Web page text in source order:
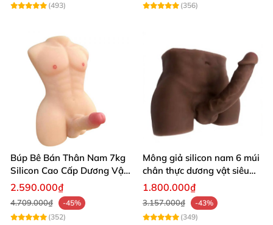
Thiết kế sang trọng từ inox không gỉ, tích hợp
rung đa chế độ cùng remote điều khiển từ xa
(493)
(356)
Búp Bê Bán Thân Nam 7kg
Silicon Cao Cấp Dương Vật
Giả Chân Thật Thiết Kế Cơ
Bắp Quyến Rũ
2.590.000₫
4.709.000₫
-45%
(352)
Mông giả silicon nam 6 múi
chân thực dương vật siêu
thật
1.800.000₫
3.157.000₫
-43%
(349)